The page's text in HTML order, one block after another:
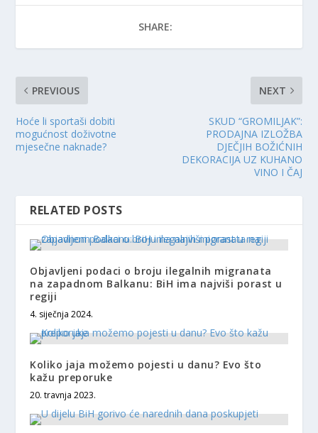
SHARE:
PREVIOUS
Hoće li sportaši dobiti
mogućnost doživotne
mjesečne naknade?
NEXT
SKUD “GROMILJAK”:
PRODAJNA IZLOŽBA
DJEČJIH BOŽIĆNIH
DEKORACIJA UZ KUHANO
VINO I ČAJ
RELATED POSTS
Objavljeni podaci o broju ilegalnih migranata
na zapadnom Balkanu: BiH ima najviši porast u
regiji
4. siječnja 2024.
Koliko jaja možemo pojesti u danu? Evo što
kažu preporuke
20. travnja 2023.